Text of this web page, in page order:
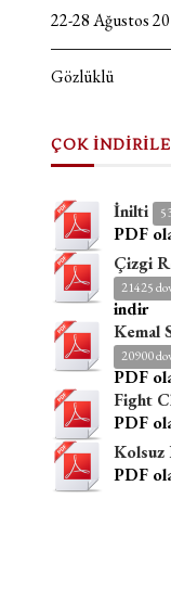
22-28 Ağustos
Gözlüklü
ÇOK
İnilti
PDF
Çizgi
21425
indir
Kemal
20900
PDF
Fight
PDF
PDF